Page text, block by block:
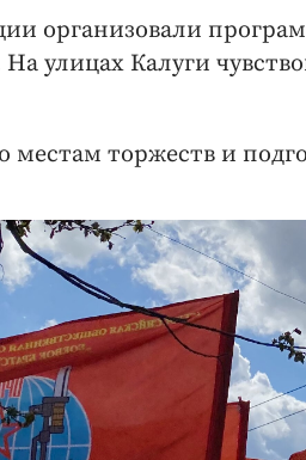
организовали
улицах Калуги
местам торжеств и